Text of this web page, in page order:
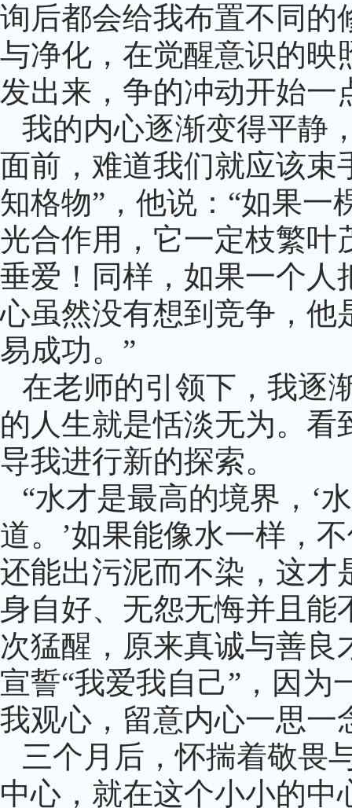
询后都会给我布置不同的
与净化，在觉醒意识的映
发出来，争的冲动开始一
我的内心逐渐变得平静
面前，难道我们就应该束
知格物”，他说：“如果
光合作用，它一定枝繁叶
垂爱！同样，如果一个人
心虽然没有想到竞争，他
易成功。”
在老师的引领下，我逐
的人生就是恬淡无为。
导我进行新的探索。
“水才是最高的境界，‘
道。’如果能像水一样，
还能出污泥而不染，这才
身自好、无怨无悔并且能
次猛醒，原来真诚与善
宣誓“我爱我自己”，因
我观心，留意内心一思一
三个月后，怀揣着敬畏
中心，就在这个小小的